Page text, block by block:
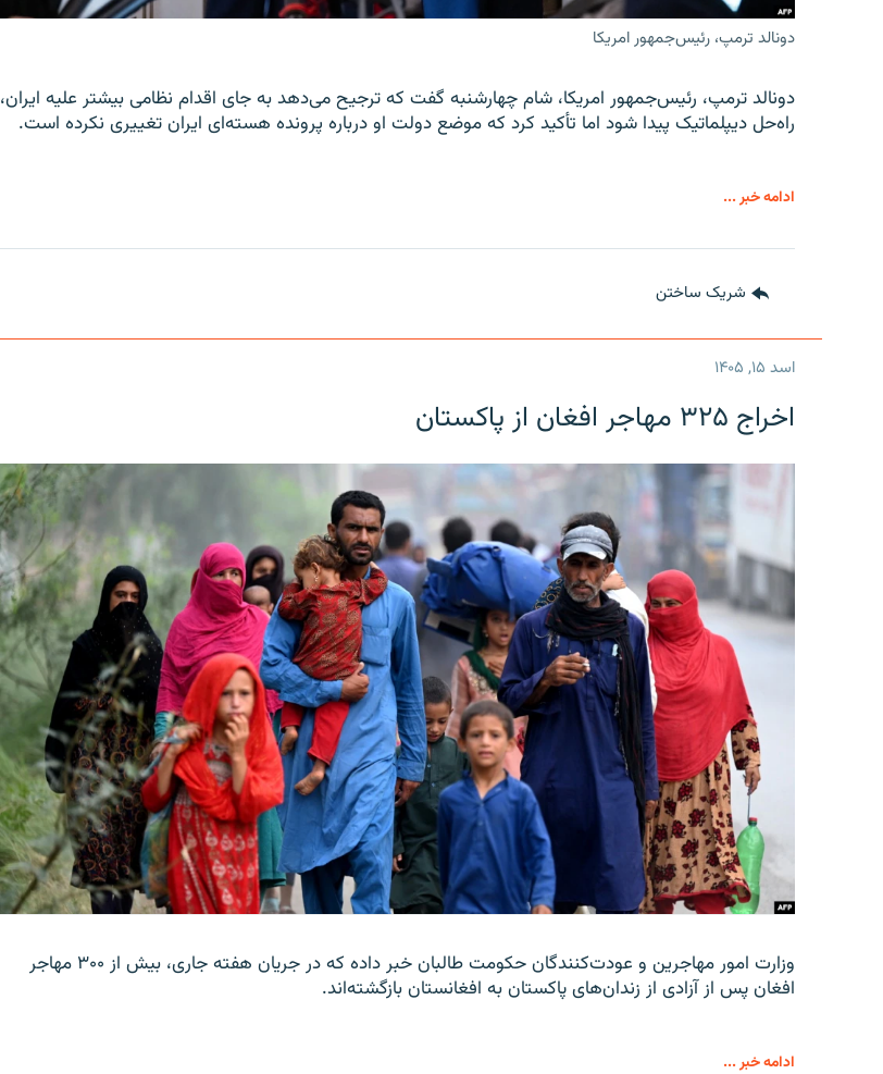
دونالد ترمپ، رئیس‌جمهور امریکا
دونالد ترمپ، رئیس‌جمهور امریکا، شام چهارشنبه گفت که ترجیح می‌دهد به جای اقدام نظامی بیشتر علیه ایران،
راه‌حل دیپلماتیک پیدا شود اما تأکید کرد که موضع دولت او درباره پرونده هسته‌ای ایران تغییری نکرده است.
ادامه خبر ...
شریک ساختن
اسد ۱۵, ۱۴۰۵
اخراج ۳۲۵ مهاجر افغان از پاکستان
وزارت امور مهاجرین و عودت‌کنندگان حکومت طالبان خبر داده که در جریان هفته جاری، بیش از ۳۰۰ مهاجر
افغان پس از آزادی از زندان‌های پاکستان به افغانستان بازگشته‌اند.
ادامه خبر ...